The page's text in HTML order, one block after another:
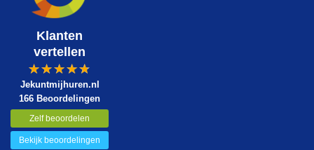
Klanten
vertellen
Jekuntmijhuren.nl
166 Beoordelingen
Zelf beoordelen
Bekijk beoordelingen